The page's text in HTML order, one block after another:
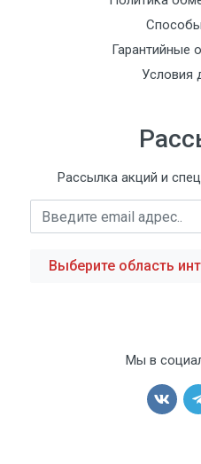
Гарантийные
Условия
Рассылка акций и
Выберите область
Мы в